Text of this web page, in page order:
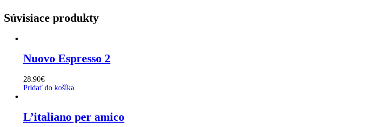
Súvisiace produkty
Nuovo Espresso 2
28.90€
Pridať do košíka
L’italiano per amico